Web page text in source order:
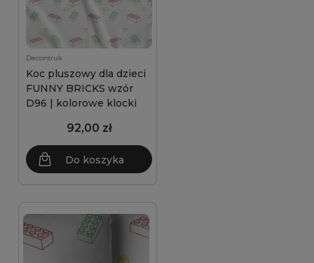
Decordruk
Koc pluszowy dla dzieci
FUNNY BRICKS wzór
D96 | kolorowe klocki
92,00 zł
Do koszyka